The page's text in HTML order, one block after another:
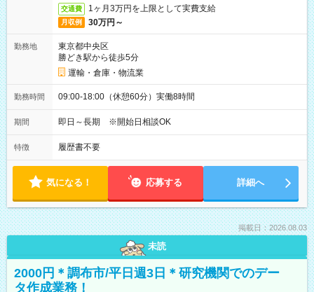
交通費 1ヶ月3万円を上限として実費支給
月収例 30万円～
勤務地
東京都中央区
勝どき駅から徒歩5分
運輸・倉庫・物流業
勤務時間 09:00-18:00（休憩60分）実働8時間
期間 即日～長期 ※開始日相談OK
特徴 履歴書不要
気になる！ 応募する 詳細へ
掲載日：2026.08.03
未読
2000円＊調布市/平日週3日＊研究機関でのデー
タ作成業務！